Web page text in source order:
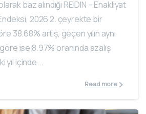
baz alındığı REIDIN – Enakliyat
2026 2. çeyrekte bir
38.68% artış, geçen yılın aynı
ise 8.97% oranında azalış
yıl içinde...
Read more